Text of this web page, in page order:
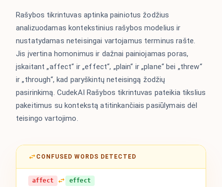
Rašybos tikrintuvas aptinka painiotus žodžius
analizuodamas kontekstinius rašybos modelius ir
nustatydamas neteisingai vartojamus terminus rašte.
Jis įvertina homonimus ir dažnai painiojamas poras,
įskaitant „affect“ ir „effect“, „plain“ ir „plane“ bei „threw“
ir „through“, kad paryškintų neteisingą žodžių
pasirinkimą. CudekAI Rašybos tikrintuvas pateikia tikslius
pakeitimus su kontekstą atitinkančiais pasiūlymais dėl
teisingo vartojimo.
CONFUSED WORDS DETECTED
affect effect